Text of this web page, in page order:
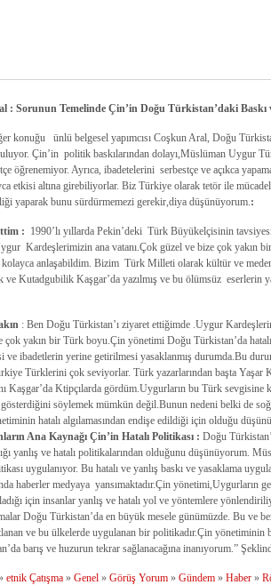
: Sorunun Temelinde Çin’in Doğu Türkistan’daki Baskı
konuğu ünlü belgesel yapımcısı Coşkun Aral, Doğu
Çin’in politik baskılarından dolayı,Müslüman Uygur
öğrenemiyor. Ayrıca, ibadetelerini serbestçe ve açıkca
etkisi altına girebiliyorlar. Biz Türkiye olarak tetör ile
yaparak bunu sürdürmemezi gerekir,diya düşünüyorum.:
: 1990’lı yıllarda Pekin’deki Türk Büyükelçisinin
Kardeşlerimizin ana vatanı.Çok güzel ve bize çok yakın
kolayca anlaşabildim. Bizim Türk Milleti olarak kültür ve
Kutadgubilik Kaşgar’da yazılmış ve bu ölümsüz eserlerin
: Ben Doğu Türkistan’ı ziyaret ettiğimde .Uygur
yakın bir Türk boyu.Çin yönetimi Doğu Türkistan’da
ibadetlerin yerine getirilmesi yasaklanmış durumda.Bu
Türklerini çok seviyorlar. Türk yazarlarından başta Yaşar
Kaşgar’da Ktipçılarda gördüm.Uygurların bu Türk sevgisine
söylemek mümkün değil.Bunun nedeni belki de
hatalı algılamasından endişe edildiği için olduğu
Ana Kaynağı Çin’in Hatalı Politikası : Doğu
yanlış ve hatalı politikalarından olduğunu düşünüyorum.
uygulanıyor. Bu hatalı ve yanlış baskı ve yasaklama
haberler medyaya yansımaktadır.Çin yönetimi,Uygurların
için insanlar yanlış ve hatalı yol ve yöntemlere
Doğu Türkistan’da en büyük mesele günümüzde. Bu ve
ve bu ülkelerde uygulanan bir politikadır.Çin yönetiminin
barış ve huzurun tekrar sağlanacağına inanıyorum.”
etnik Çatışma» Genel» Görüş Yorum» Gündem» Haber»